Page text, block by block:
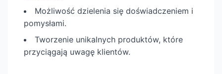
Możliwość dzielenia się doświadczeniem i
pomysłami.
Tworzenie unikalnych produktów, które
przyciągają uwagę klientów.